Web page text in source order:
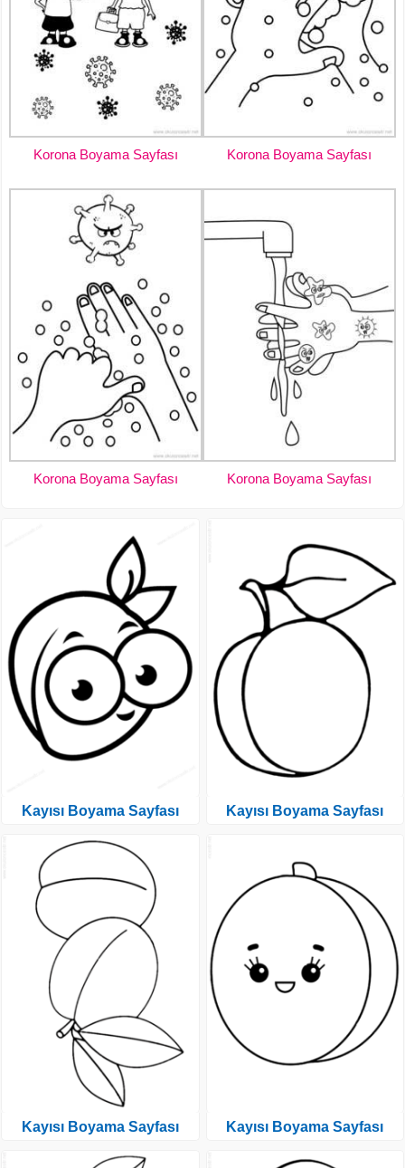
Korona Boyama Sayfası Korona Boyama Sayfası
Korona Boyama Sayfası Korona Boyama Sayfası
Kayısı Boyama Sayfası
Kayısı Boyama Sayfası
Kayısı Boyama Sayfası
Kayısı Boyama Sayfası